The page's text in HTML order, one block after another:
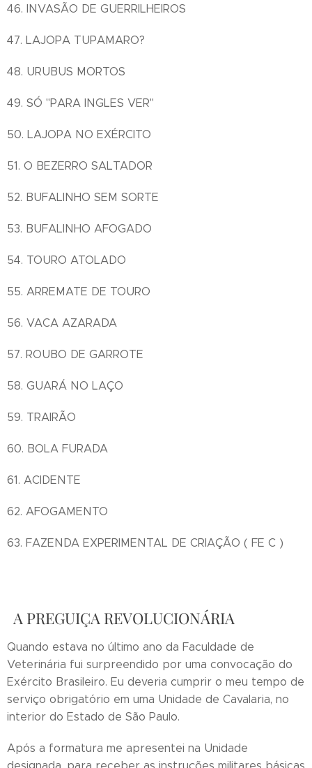
46. INVASÃO DE GUERRILHEIROS
47. LAJOPA TUPAMARO?
48. URUBUS MORTOS
49. SÓ "PARA INGLES VER"
50. LAJOPA NO EXÉRCITO
51. O BEZERRO SALTADOR
52. BUFALINHO SEM SORTE
53. BUFALINHO AFOGADO
54. TOURO ATOLADO
55. ARREMATE DE TOURO
56. VACA AZARADA
57. ROUBO DE GARROTE
58. GUARÁ NO LAÇO
59. TRAIRÃO
60. BOLA FURADA
61. ACIDENTE
62. AFOGAMENTO
63. FAZENDA EXPERIMENTAL DE CRIAÇÃO ( FE C )
A PREGUIÇA REVOLUCIONÁRIA
Quando estava no último ano da Faculdade de
Veterinária fui surpreendido por uma convocação do
Exército Brasileiro. Eu deveria cumprir o meu tempo de
serviço obrigatório em uma Unidade de Cavalaria, no
interior do Estado de São Paulo.
Após a formatura me apresentei na Unidade